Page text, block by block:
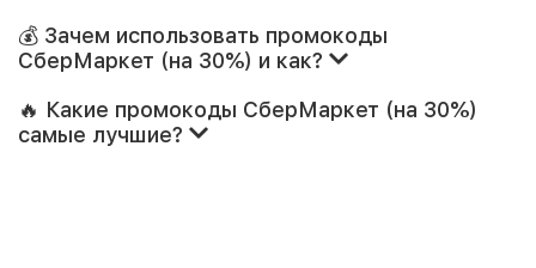
💰 Зачем использовать промокоды
СберМаркет (на 30%) и как?
🔥 Какие промокоды СберМаркет (на 30%)
самые лучшие?